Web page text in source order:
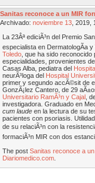
Sanitas reconoce a un MIR
Archivado: noviembre 13 ,
La 23Âª ediciÃ³n del Premio
especialista en DermatologÃ­a
Toledo , que ha sido reconocido
especialidades, provenientes
Casas Alba, pediatra del
neurÃ³loga del Hospital
primer y segundo accÃ©sit de
GonzÃ¡lez Cantero, de 29
Universitario RamÃ³n y Cajal ,
investigadora. Graduado en
cum laude en la lectura de su
pacientes con psoriasis.
de su relaciÃ³n con la
formaciÃ³n MIR con dos
The post Sanitas reconoce a
Diariomedico.com